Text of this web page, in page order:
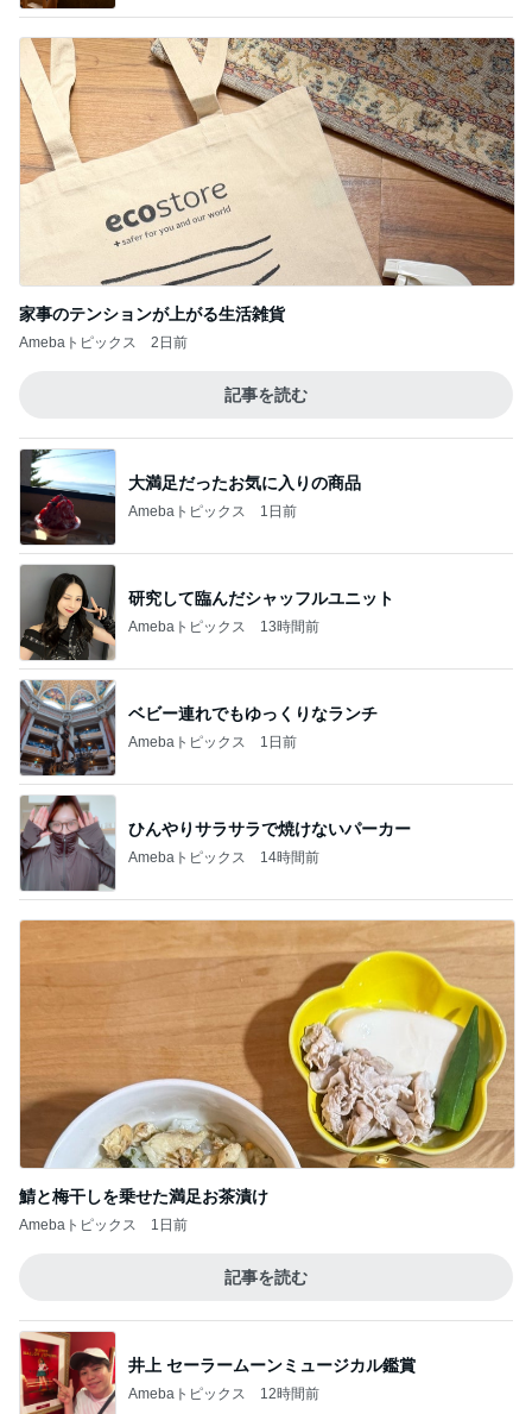
家事のテンションが上がる生活雑貨
Amebaトピックス 2日前
記事を読む
大満足だったお気に入りの商品
Amebaトピックス 1日前
研究して臨んだシャッフルユニット
Amebaトピックス 13時間前
ベビー連れでもゆっくりなランチ
Amebaトピックス 1日前
ひんやりサラサラで焼けないパーカー
Amebaトピックス 14時間前
鯖と梅干しを乗せた満足お茶漬け
Amebaトピックス 1日前
記事を読む
井上 セーラームーンミュージカル鑑賞
Amebaトピックス 12時間前